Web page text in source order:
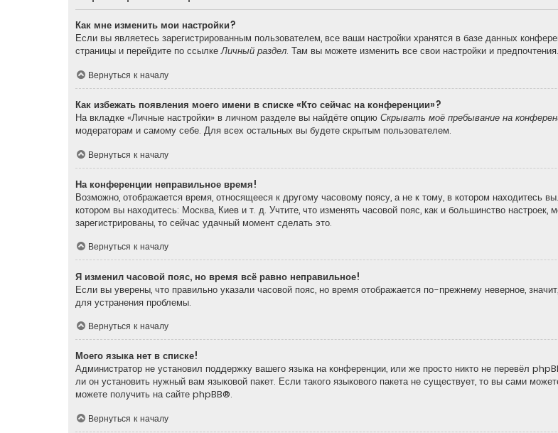
Как мне изменить мои настройки?
Если вы являетесь зарегистрированным пользователем, все ваши настройки хранятся в базе данных
страницы и перейдите по ссылкеЛичный раздел. Там вы можете изменить все свои настройки и предпочтения.
Вернуться к началу
Как избежать появления моего имени в списке «Кто сейчас на конференции»?
На вкладке «Личные настройки» в личном разделе вы найдёте опцию Скрывать моё пребывание на
модераторам и самому себе. Для всех остальных вы будете скрытым пользователем.
Вернуться к началу
На конференции неправильное время!
Возможно, отображается время, относящееся к другому часовому поясу, а не к тому, в котором находитесь
котором вы находитесь: Москва, Киев и т. д. Учтите, что изменять часовой пояс, как и большинство настроек,
зарегистрированы, то сейчас удачный момент сделать это.
Вернуться к началу
Я изменил часовой пояс, но время всё равно неправильное!
Если вы уверены, что правильно указали часовой пояс, но время отображается по-прежнему неверное,
для устранения проблемы.
Вернуться к началу
Моего языка нет в списке!
Администратор не установил поддержку вашего языка на конференции, или же просто никто не перевёл
ли он установить нужный вам языковой пакет. Если такого языкового пакета не существует, то вы сами
можете получить на сайте phpBB®.
Вернуться к началу